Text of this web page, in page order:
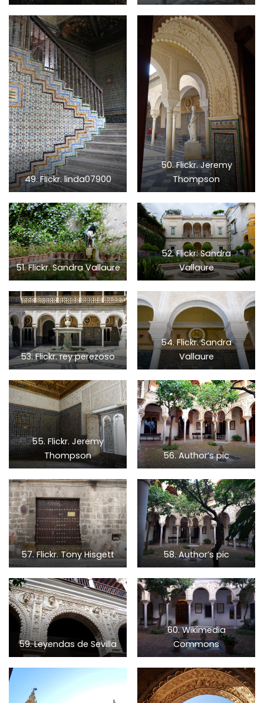
49. Flickr. linda07900
50. Flickr. Jeremy
Thompson
51. Flickr. Sandra Vallaure
52. Flickr. Sandra
Vallaure
53. Flickr. rey perezoso
54. Flickr. Sandra
Vallaure
55. Flickr. Jeremy
Thompson
56. Author’s pic
57. Flickr. Tony Hisgett 58. Author’s pic
59. Leyendas de Sevilla
60. Wikimedia
Commons